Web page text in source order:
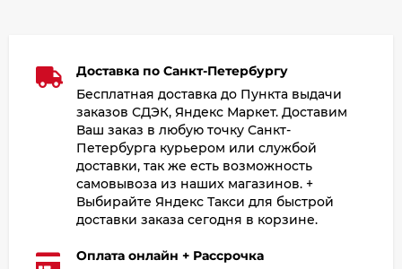
Доставка по Санкт-Петербургу
Бесплатная доставка до Пункта выдачи
заказов СДЭК, Яндекс Маркет. Доставим
Ваш заказ в любую точку Санкт-
Петербурга курьером или службой
доставки, так же есть возможность
самовывоза из наших магазинов. +
Выбирайте Яндекс Такси для быстрой
доставки заказа сегодня в корзине.
Оплата онлайн + Рассрочка